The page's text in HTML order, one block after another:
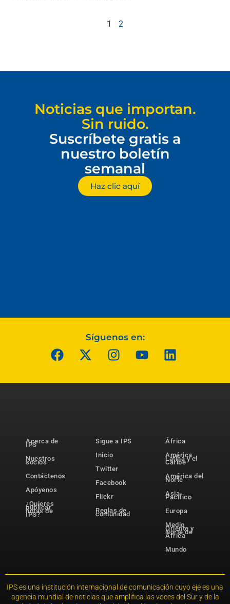
1 2
Noticias que importan.
Sin ruido.
Suscríbete gratis a
nuestro boletín
semanal
Haz clic aquí
Síguenos en:
Acerca de
IPS
Nuestros
socios
Contáctenos
Apóyenos
¿Quieres
publicar
notas de
IPS?
Sigue a IPS
Inicio
Twitter
Facebook
Flickr
Reglas de
comunidad
África
América
Latina y el
Caribe
América del
Norte
Asia-
Pacífico
Europa
Medio
Oriente y
Norte de
África
Mundo
IPS es una institución internacional de comunicación cuyo eje es una
agencia mundial de noticias que amplifica las voces del Sur y de la